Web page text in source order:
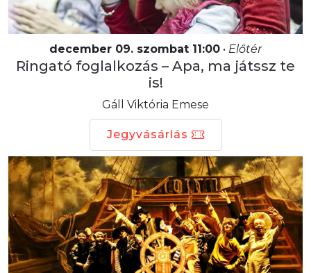
december 09. szombat 11:00 • Előtér
Ringató foglalkozás – Apa, ma játssz te
is!
Gáll Viktória Emese
Jegyvásárlás